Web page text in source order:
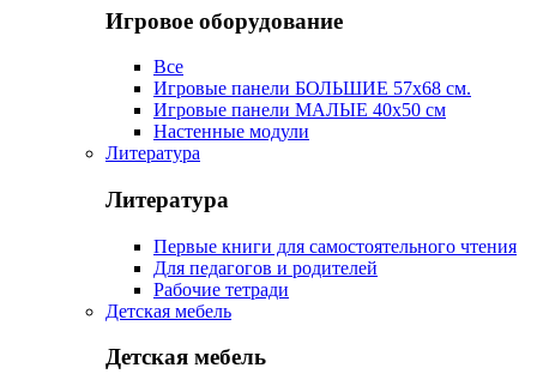
Игровое оборудование
Все
Игровые панели БОЛЬШИЕ 57х68 см.
Игровые панели МАЛЫЕ 40х50 см
Настенные модули
Литература
Литература
Первые книги для самостоятельного чтения
Для педагогов и родителей
Рабочие тетради
Детская мебель
Детская мебель